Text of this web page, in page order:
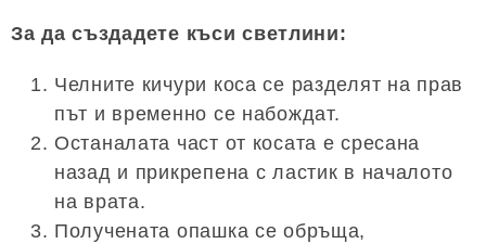
За да създадете къси светлини:
Челните кичури коса се разделят на прав
път и временно се набождат.
Останалата част от косата е сресана
назад и прикрепена с ластик в началото
на врата.
Получената опашка се обръща,